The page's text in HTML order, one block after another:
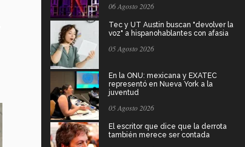
06 Agosto 2026
Tec y UT Austin buscan "devolver la
voz" a hispanohablantes con afasia
05 Agosto 2026
En la ONU: mexicana y EXATEC
representó en Nueva York a la
juventud
05 Agosto 2026
El escritor que dice que la derrota
también merece ser contada